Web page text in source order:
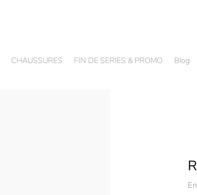
CHAUSSURES FIN DE SERIES & PROMO Blog